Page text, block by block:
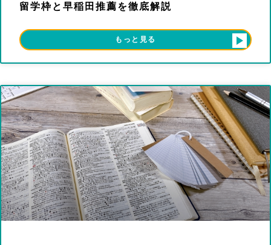
留学枠と早稲田推薦を徹底解説
もっと見る